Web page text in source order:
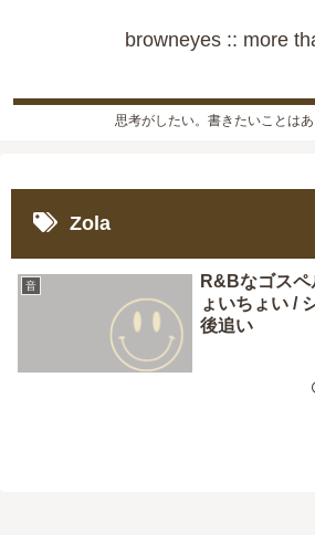
browneyes :: more
思考がしたい。書きたいことはあ
Zola
音
R&Bなゴスペ
ょいちょい /
後追い